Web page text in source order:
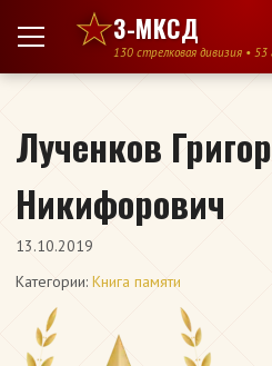
Перейти к содержимому
3-МКСД
130 стрелковая дивизия • 53
Лученков
Никифорович
13.10.2019
Категории: Книга памяти